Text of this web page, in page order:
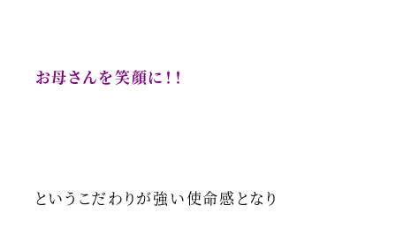
お母さんを笑顔に！！
というこだわりが強い使命感となり